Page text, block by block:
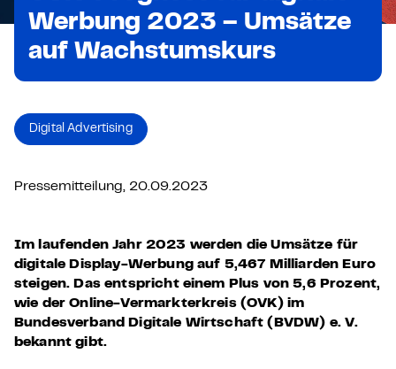
Werbung 2023 – Umsätze
auf Wachstumskurs
Digital Advertising
Pressemitteilung, 20.09.2023
Im laufenden Jahr 2023 werden die Umsätze für
digitale Display-Werbung auf 5,467 Milliarden Euro
steigen. Das entspricht einem Plus von 5,6 Prozent,
wie der Online-Vermarkterkreis (OVK) im
Bundesverband Digitale Wirtschaft (BVDW) e. V.
bekannt gibt.